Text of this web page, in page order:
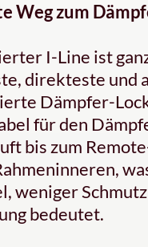
Weg zum
I-Line ist
direkteste und
Dämpfer-
für den
bis zum
weniger
bedeutet.